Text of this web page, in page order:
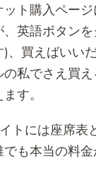
ット購入ペー
英語ボタン
買えばいい
私でさえ買え
す。
トには座席表
も本当の料